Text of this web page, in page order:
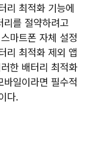
리 최적화 기능에
를 절약하려고
마트폰 자체 설정
리 최적화 제외 앱
한 배터리 최적화
일이라면 필수적
다.